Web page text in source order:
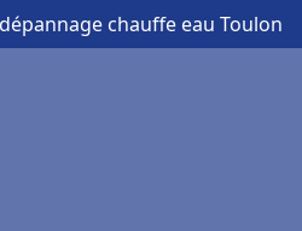
chauffe eau Toulon